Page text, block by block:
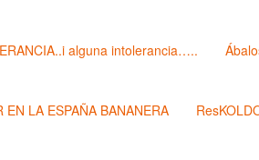
alguna intolerancia…..
EN LA ESPAÑA BANANERA